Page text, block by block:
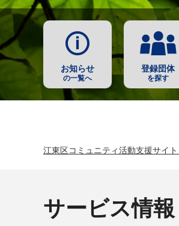
お知らせ
の一覧へ
登録団体
を探す
江東区コミュニティ活動支援サイト
サービス情